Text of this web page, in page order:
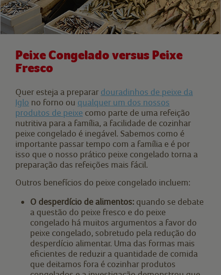
Peixe Congelado versus Peixe
Fresco
Quer esteja a preparar douradinhos de peixe da
Iglo no forno ou qualquer um dos nossos
produtos de peixe como parte de uma refeição
nutritiva para a família, a facilidade de cozinhar
peixe congelado é inegável. Sabemos como é
importante passar tempo com a família e é por
isso que o nosso prático peixe congelado torna a
preparação das refeições mais fácil.
Outros benefícios do peixe congelado incluem:
O desperdício de alimentos: quando se debate
a questão do peixe fresco e do peixe
congelado há muitos argumentos a favor do
peixe congelado, sobretudo pela redução do
desperdício alimentar. Uma das formas mais
eficientes de reduzir a quantidade de comida
que deitamos fora é cozinhar produtos